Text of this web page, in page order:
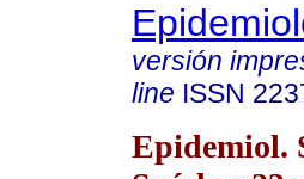
versión
line ISSN
Epidemiol.